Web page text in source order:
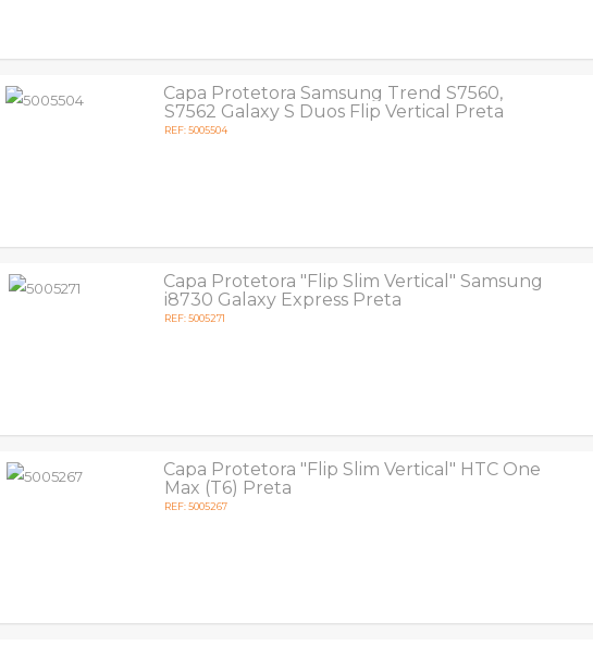
Capa Protetora Samsung Trend S7560,
S7562 Galaxy S Duos Flip Vertical Preta
REF: 5005504
Capa Protetora "Flip Slim Vertical" Samsung
i8730 Galaxy Express Preta
REF: 5005271
Capa Protetora "Flip Slim Vertical" HTC One
Max (T6) Preta
REF: 5005267